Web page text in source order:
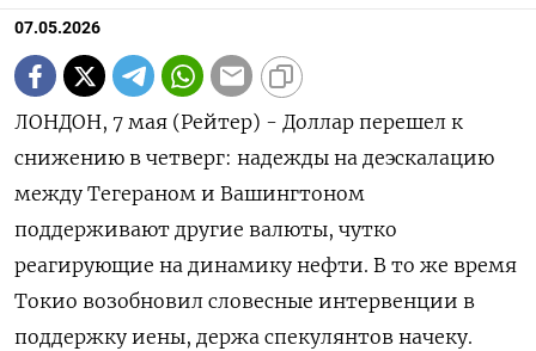
07.05.2026
ЛОНДОН, 7 мая (Рейтер) - Доллар перешел к
снижению в четверг: надежды на деэскалацию
между Тегераном и Вашингтоном
поддерживают другие валюты, чутко
реагирующие на динамику нефти. В то же время
Токио возобновил словесные интервенции в
поддержку иены, держа спекулянтов ‌начеку.